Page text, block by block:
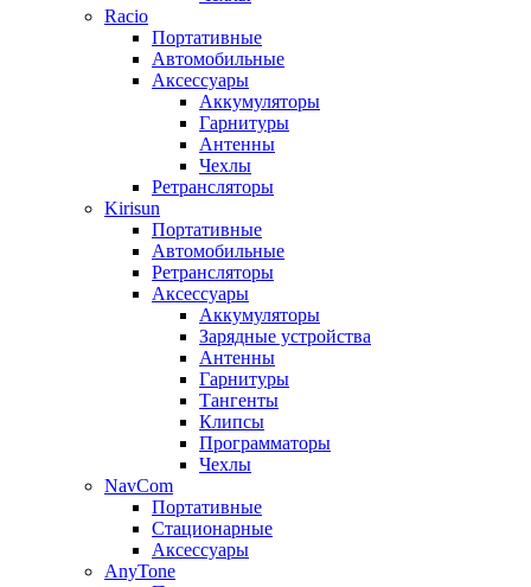
Racio
Портативные
Автомобильные
Аксессуары
Аккумуляторы
Гарнитуры
Антенны
Чехлы
Ретрансляторы
Kirisun
Портативные
Автомобильные
Ретрансляторы
Аксессуары
Аккумуляторы
Зарядные устройства
Антенны
Гарнитуры
Тангенты
Клипсы
Программаторы
Чехлы
NavCom
Портативные
Стационарные
Аксессуары
AnyTone